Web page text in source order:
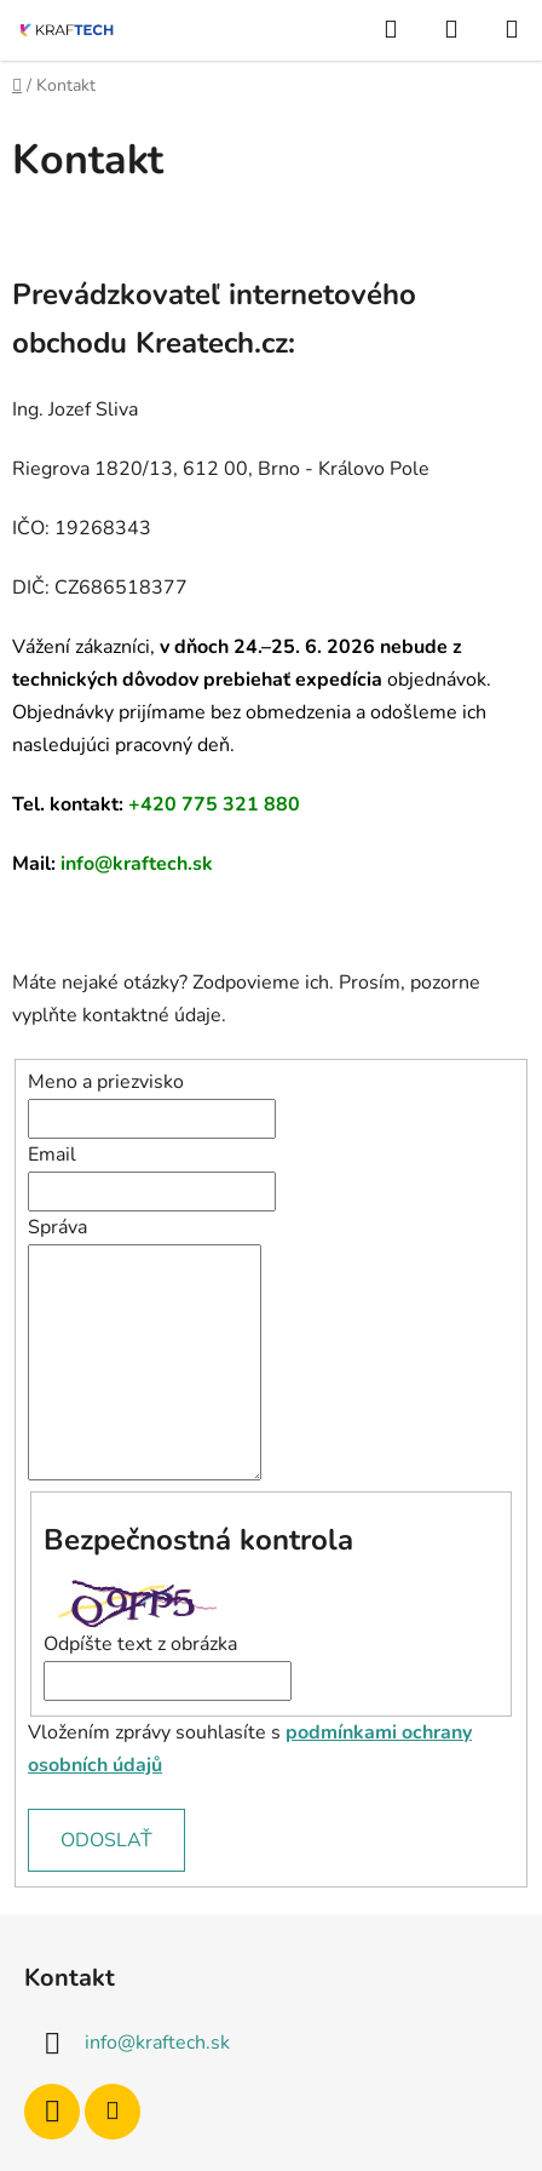
obsah
Hľadať
KOŠÍK
Domov
/ Kontakt
Kontakt
Prevádzkovateľ internetového
obchodu Kreatech.cz:
Ing. Jozef Sliva
Riegrova 1820/13, 612 00, Brno - Královo Pole
IČO: 19268343
DIČ: CZ686518377
Vážení zákazníci, v dňoch 24.–25. 6. 2026 nebude z
technických dôvodov prebiehať expedícia objednávok.
Objednávky prijímame bez obmedzenia a odošleme ich
nasledujúci pracovný deň.
Tel. kontakt:+420 775 321 880
Mail:info@kraftech.sk
Máte nejaké otázky? Zodpovieme ich. Prosím, pozorne
vyplňte kontaktné údaje.
Meno a priezvisko
Email
Správa
Bezpečnostná kontrola
Odpíšte text z obrázka
Vložením zprávy souhlasíte s podmínkami ochrany
osobních údajů
ODOSLAŤ
Kontakt
info@kraftech.sk